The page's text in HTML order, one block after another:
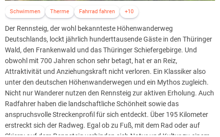
Schwimmen Therme Fahrrad fahren +10
Der Rennsteig, der wohl bekannteste Höhenwanderweg
Deutschlands, lockt jährlich hunderttausende Gäste in den Thüringer
Wald, den Frankenwald und das Thüringer Schiefergebirge. Und
obwohl mit 700 Jahren schon sehr betagt, hat er an Reiz,
Attraktivität und Anziehungskraft nicht verloren. Ein Klassiker also
unter den deutschen Höhenwanderwegen und ein Mythos zugleich.
Nicht nur Wanderer nutzen den Rennsteig zur aktiven Erholung. Auch
Radfahrer haben die landschaftliche Schönheit sowie das
anspruchsvolle Streckenprofil für sich entdeckt. Über 195 Kilometer
erstreckt sich der Radweg. Egal ob zu Fuß, mit dem Rad oder auf